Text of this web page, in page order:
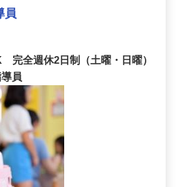
員
全週休2日制（土曜・日曜）
員